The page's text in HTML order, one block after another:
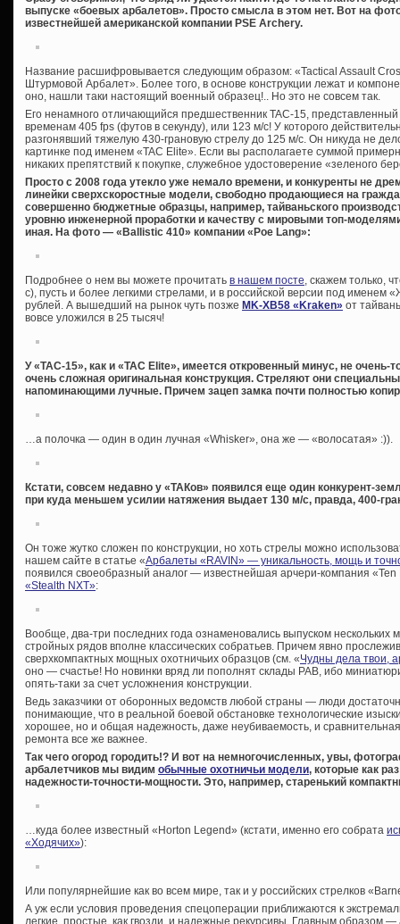
выпуске «боевых арбалетов». Просто смысла в этом нет. Вот на
известнейшей американской компании PSE Archery.
Название расшифровывается следующим образом: «Tactical Assault
Штурмовой Арбалет». Более того, в основе конструкции лежат и
оно, нашли таки настоящий военный образец!.. Но это не совсем так.
Его ненамного отличающийся предшественник TAC-15,
временам 405 fps (футов в секунду), или 123 м/с! У которого
разгонявший тяжелую 430-грановую стрелу до 125 м/с. Он никуда не
картинке под именем «TAC Elite». Если вы располагаете суммой
никаких препятствий к покупке, служебное удостоверение «зеленого
Просто с 2008 года утекло уже немало времени, и конкуренты не
линейки сверхскоростные модели, свободно продающиеся на
совершенно бюджетные образцы, например, тайваньского
уровню инженерной проработки и качеству с мировыми топ-
иная. На фото — «Ballistic 410» компании «Poe Lang»:
Подробнее о нем вы можете прочитать в нашем посте, скажем только,
с), пусть и более легкими стрелами, и в российской версии под именем
рублей. А вышедший на рынок чуть позже MK-XB58 «Kraken» от
вовсе уложился в 25 тысяч!
У «TAC-15», как и «TAC Elite», имеется откровенный минус, не
очень сложная оригинальная конструкция. Стреляют они
напоминающими лучные. Причем зацеп замка почти полностью
…а полочка — один в один лучная «Whisker», она же — «волосатая» :)).
Кстати, совсем недавно у «ТАКов» появился еще один конкурент-
при куда меньшем усилии натяжения выдает 130 м/с, правда, 400-
Он тоже жутко сложен по конструкции, но хоть стрелы можно
нашем сайте в статье «Арбалеты «RAVIN» — уникальность, мощь и
появился своеобразный аналог — известнейшая арчери-компания
«Stealth NXT»:
Вообще, два-три последних года ознаменовались выпуском
стройных рядов вполне классических собратьев. Причем явно
сверхкомпактных мощных охотничьих образцов (см. «Чудны дела твои,
оно — счастье! Но новинки вряд ли пополнят склады РАВ, ибо
опять-таки за счет усложнения конструкции.
Ведь заказчики от оборонных ведомств любой страны — люди
понимающие, что в реальной боевой обстановке технологические
хорошее, но и общая надежность, даже неубиваемость, и
ремонта все же важнее.
Так чего огород городить!? И вот на немногочисленных, увы,
арбалетчиков мы видим обычные охотничьи модели, которые как
надежности-точности-мощности. Это, например, старенький
…куда более известный «Horton Legend» (кстати, именно его собрата
«Ходячих»):
Или популярнейшие как во всем мире, так и у российских стрелков
А уж если условия проведения спецоперации приближаются к